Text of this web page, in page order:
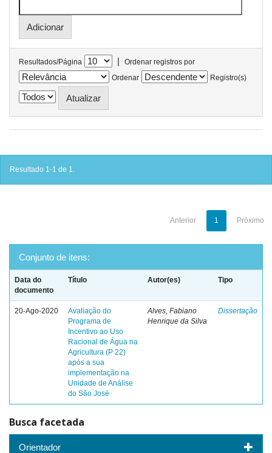
Resultados/Página |
Ordenar registros por
Ordenar
Registro(s)
Resultado 1-1 de 1.
Anterior 1 Próximo
Conjunto de itens:
Data do
documento
Título Autor(es) Tipo
20-Ago-2020
Avaliação do
Programa de
Incentivo ao Uso
Racional de Água na
Agricultura (P 22)
após a sua
implementação na
Unidade de Análise
do São José
Alves, Fabiano
Henrique da Silva
Dissertação
Busca facetada
Orientador